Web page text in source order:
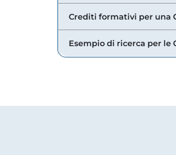
Crediti formativi per una
Esempio di ricerca per le